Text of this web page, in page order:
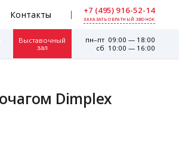
Контакты +7 (495) 916-52-14
ЗАКАЗАТЬ ОБРАТНЫЙ ЗВОНОК
Выставочный
зал
пн–пт 09:00 — 18:00
сб 10:00 — 16:00
Dimplex